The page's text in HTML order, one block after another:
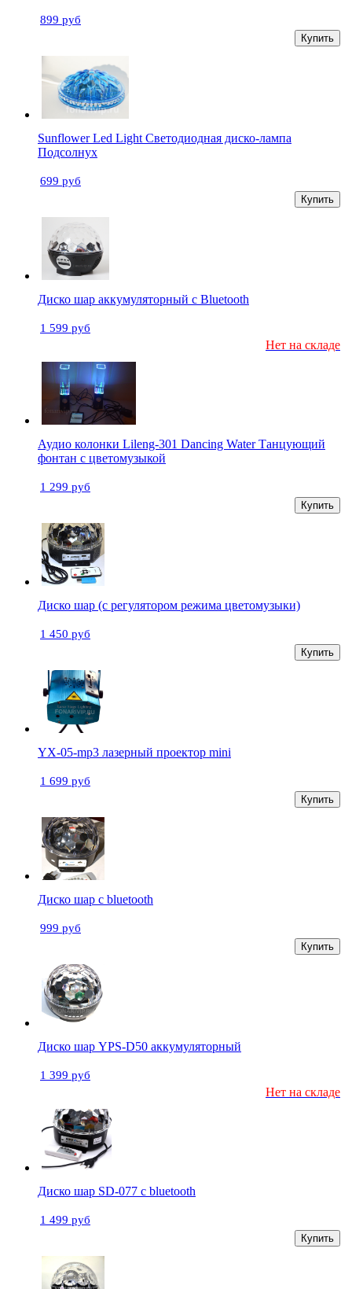
899 руб
Купить
Sunflower Led Light Светодиодная диско-лампа
Подсолнух
699 руб
Купить
Диско шар аккумуляторный с Bluetooth
1 599 руб
Нет на складе
Аудио колонки Lileng-301 Dancing Water Танцующий
фонтан с цветомузыкой
1 299 руб
Купить
Диско шар (с регулятором режима цветомузыки)
1 450 руб
Купить
YX-05-mp3 лазерный проектор mini
1 699 руб
Купить
Диско шар с bluetooth
999 руб
Купить
Диско шар YPS-D50 аккумуляторный
1 399 руб
Нет на складе
Диско шар SD-077 с bluetooth
1 499 руб
Купить